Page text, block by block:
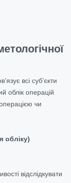
всі суб’єкти
облік операцій
чи
обліку)
відслідкувати